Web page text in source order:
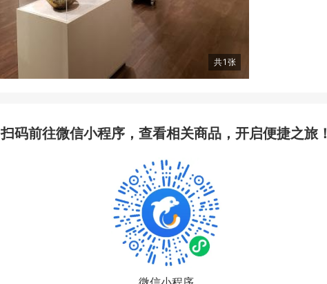
共1 张
扫码前往微信小程序，查看相关商品，开启便捷之旅！